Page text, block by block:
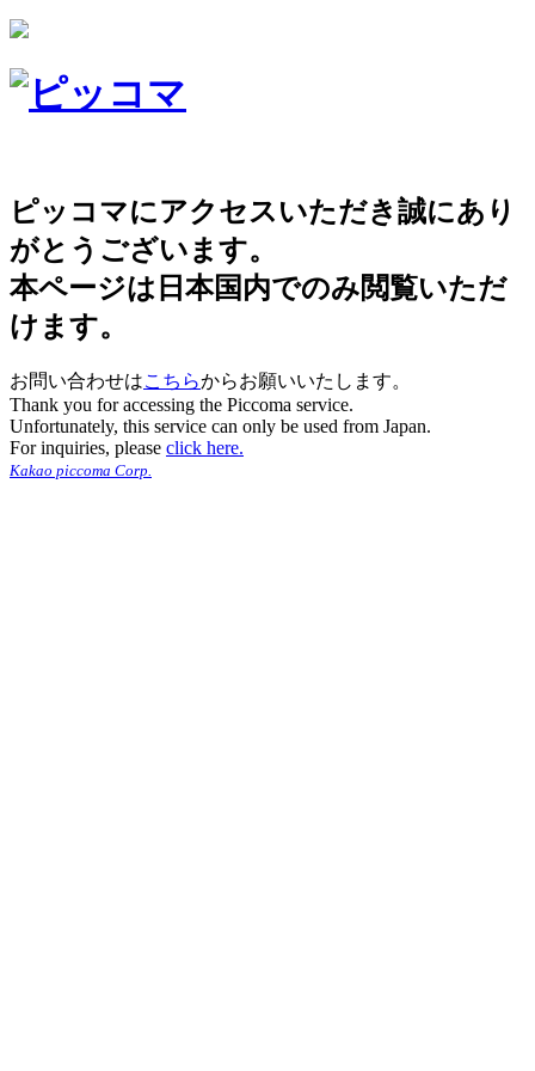
ピッコマにアクセスいただき誠にあり
がとうございます。
本ページは日本国内でのみ閲覧いただ
けます。
お問い合わせはこちらからお願いいたします。
Thank you for accessing the Piccoma service.
Unfortunately, this service can only be used from Japan.
For inquiries, please click here.
Kakao piccoma Corp.